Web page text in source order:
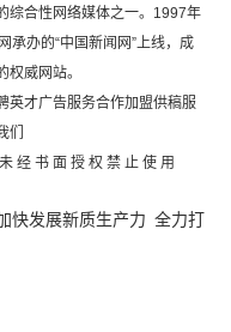
综合性网络媒体之一。1997年
承办的“中国新闻网”上线，成
威网站。
才广告服务合作加盟供稿服
们
经 书 面 授 权 禁 止 使 用
快发展新质生产力 全力打